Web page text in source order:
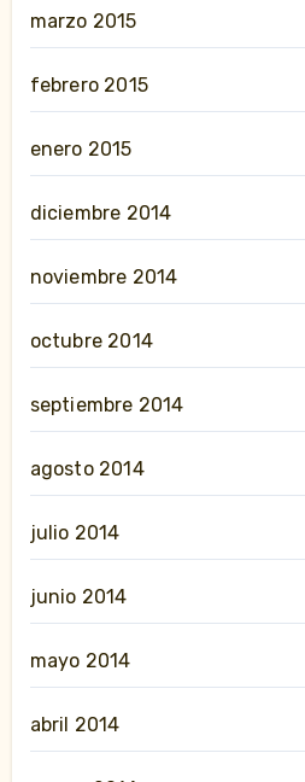
marzo 2015
febrero 2015
enero 2015
diciembre 2014
noviembre 2014
octubre 2014
septiembre 2014
agosto 2014
julio 2014
junio 2014
mayo 2014
abril 2014